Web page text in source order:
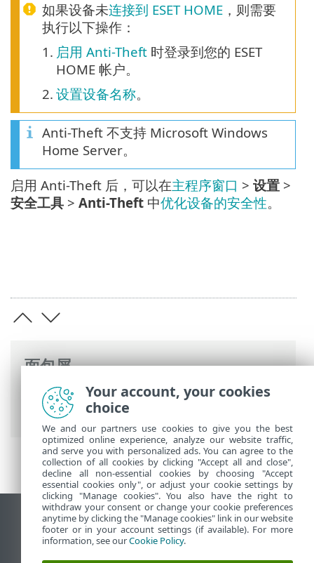
面包屑
ESET 联机帮助>ESET Smart Security
Premium
>入门> 启用 Anti-Theft
如果设备未连接到 ESET HOME ，则需要
执行以下操作：
1. 启用 Anti-Theft 时登录到您的 ESET
HOME 帐户。
2. 设置设备名称。
Anti-Theft 不支持 Microsoft Windows
Home Server。
启用 Anti-Theft 后，可以在主程序窗口 > 设置 >
安全工具 > Anti-Theft 中优化设备的安全性。
查看桌面站点
End of Life
Your account, your cookies
choice
We and our partners use cookies to give you the best
optimized online experience, analyze our website traffic,
and serve you with personalized ads. You can agree to the
collection of all cookies by clicking "Accept all and close",
decline all non-essential cookies by choosing "Accept
essential cookies only", or adjust your cookie settings by
clicking "Manage cookies". You also have the right to
withdraw your consent or change your cookie preferences
anytime by clicking the "Manage cookies" link in our website
footer or in your account settings (if available). For more
information, see ourCookie Policy.